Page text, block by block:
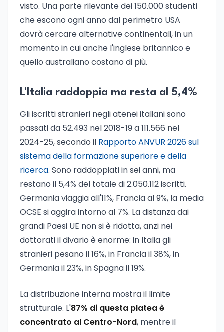
visto. Una parte rilevante dei 150.000 studenti
che escono ogni anno dal perimetro USA
dovrà cercare alternative continentali, in un
momento in cui anche l'inglese britannico e
quello australiano costano di più.
L'Italia raddoppia ma resta al 5,4%
Gli iscritti stranieri negli atenei italiani sono
passati da 52.493 nel 2018-19 a 111.566 nel
2024-25, secondo il Rapporto ANVUR 2026 sul
sistema della formazione superiore e della
ricerca. Sono raddoppiati in sei anni, ma
restano il 5,4% del totale di 2.050.112 iscritti.
Germania viaggia all'11%, Francia al 9%, la media
OCSE si aggira intorno al 7%. La distanza dai
grandi Paesi UE non si è ridotta, anzi nei
dottorati il divario è enorme: in Italia gli
stranieri pesano il 16%, in Francia il 38%, in
Germania il 23%, in Spagna il 19%.
La distribuzione interna mostra il limite
strutturale. L'87% di questa platea è
concentrato al Centro-Nord, mentre il